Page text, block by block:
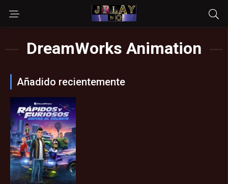
DreamWorks Animation
Añadido recientemente